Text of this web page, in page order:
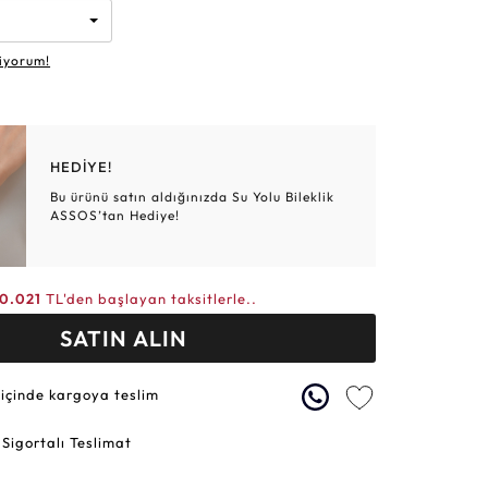
Elmas Bilezikler
Altın Tesbihler
Altın Hasır Setler
Violet
HEDİYE!
Bu ürünü satın aldığınızda Su Yolu Bileklik
ASSOS’tan Hediye!
TL'den başlayan taksitlerle..
SATIN ALIN
kargoya teslim
Teslimat